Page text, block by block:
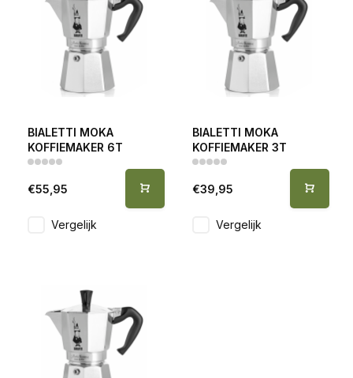
BIALETTI MOKA
KOFFIEMAKER 6T
€55,95
Vergelijk
BIALETTI MOKA
KOFFIEMAKER 3T
€39,95
Vergelijk